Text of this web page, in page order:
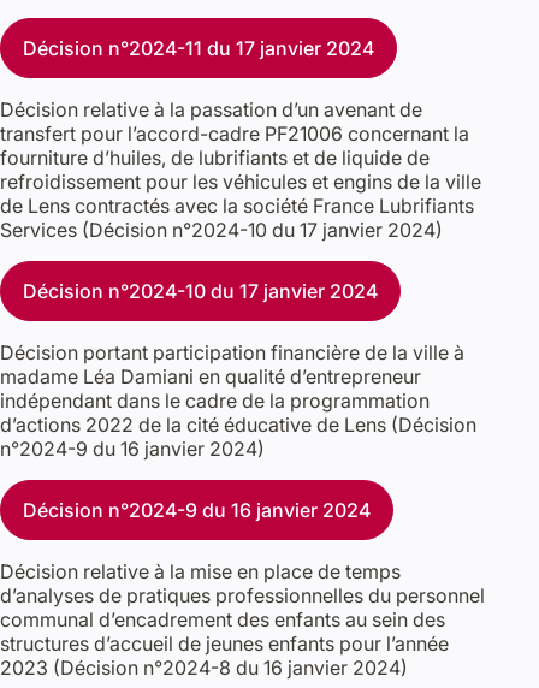
Décision n°2024-11 du 17 janvier 2024
Décision relative à la passation d’un avenant de
transfert pour l’accord-cadre PF21006 concernant la
fourniture d’huiles, de lubrifiants et de liquide de
refroidissement pour les véhicules et engins de la ville
de Lens contractés avec la société France Lubrifiants
Services (Décision n°2024-10 du 17 janvier 2024)
Décision n°2024-10 du 17 janvier 2024
Décision portant participation financière de la ville à
madame Léa Damiani en qualité d’entrepreneur
indépendant dans le cadre de la programmation
d’actions 2022 de la cité éducative de Lens (Décision
n°2024-9 du 16 janvier 2024)
Décision n°2024-9 du 16 janvier 2024
Décision relative à la mise en place de temps
d’analyses de pratiques professionnelles du personnel
communal d’encadrement des enfants au sein des
structures d’accueil de jeunes enfants pour l’année
2023 (Décision n°2024-8 du 16 janvier 2024)